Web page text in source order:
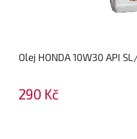
Olej HONDA 10W30 API SL/
290 Kč